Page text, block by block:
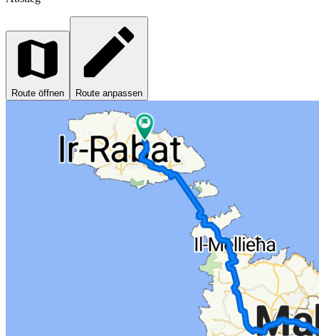
Route öffnen Route anpassen